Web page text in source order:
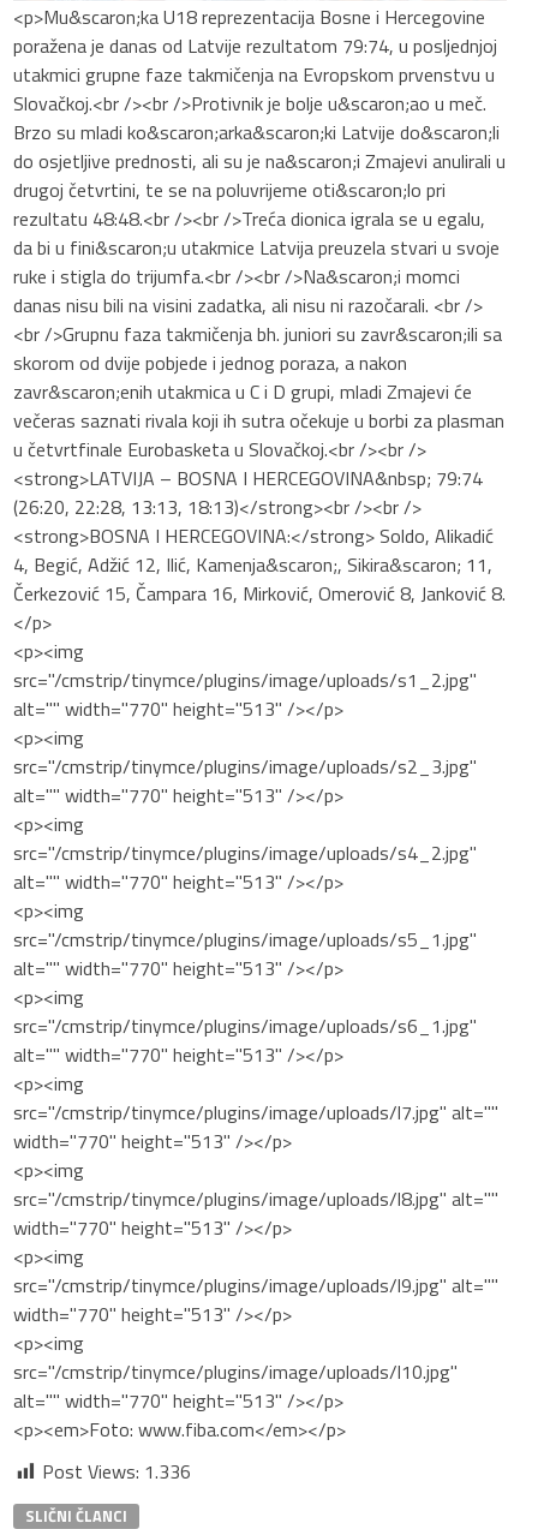
<p>Mu&scaron;ka U18 reprezentacija Bosne i Hercegovine
poražena je danas od Latvije rezultatom 79:74, u posljednjoj
utakmici grupne faze takmičenja na Evropskom prvenstvu u
Slovačkoj.<br /><br />Protivnik je bolje u&scaron;ao u meč.
Brzo su mladi ko&scaron;arka&scaron;ki Latvije do&scaron;li
do osjetljive prednosti, ali su je na&scaron;i Zmajevi anulirali u
drugoj četvrtini, te se na poluvrijeme oti&scaron;lo pri
rezultatu 48:48.<br /><br />Treća dionica igrala se u egalu,
da bi u fini&scaron;u utakmice Latvija preuzela stvari u svoje
ruke i stigla do trijumfa.<br /><br />Na&scaron;i momci
danas nisu bili na visini zadatka, ali nisu ni razočarali. <br />
<br />Grupnu faza takmičenja bh. juniori su zavr&scaron;ili sa
skorom od dvije pobjede i jednog poraza, a nakon
zavr&scaron;enih utakmica u C i D grupi, mladi Zmajevi će
večeras saznati rivala koji ih sutra očekuje u borbi za plasman
u četvrtfinale Eurobasketa u Slovačkoj.<br /><br />
<strong>LATVIJA – BOSNA I HERCEGOVINA&nbsp; 79:74
(26:20, 22:28, 13:13, 18:13)</strong><br /><br />
<strong>BOSNA I HERCEGOVINA:</strong> Soldo, Alikadić
4, Begić, Adžić 12, Ilić, Kamenja&scaron;, Sikira&scaron; 11,
Čerkezović 15, Čampara 16, Mirković, Omerović 8, Janković 8.
</p>
<p><img
src="/cmstrip/tinymce/plugins/image/uploads/s1_2.jpg"
alt="" width="770" height="513" /></p>
<p><img
src="/cmstrip/tinymce/plugins/image/uploads/s2_3.jpg"
alt="" width="770" height="513" /></p>
<p><img
src="/cmstrip/tinymce/plugins/image/uploads/s4_2.jpg"
alt="" width="770" height="513" /></p>
<p><img
src="/cmstrip/tinymce/plugins/image/uploads/s5_1.jpg"
alt="" width="770" height="513" /></p>
<p><img
src="/cmstrip/tinymce/plugins/image/uploads/s6_1.jpg"
alt="" width="770" height="513" /></p>
<p><img
src="/cmstrip/tinymce/plugins/image/uploads/l7.jpg" alt=""
width="770" height="513" /></p>
<p><img
src="/cmstrip/tinymce/plugins/image/uploads/l8.jpg" alt=""
width="770" height="513" /></p>
<p><img
src="/cmstrip/tinymce/plugins/image/uploads/l9.jpg" alt=""
width="770" height="513" /></p>
<p><img
src="/cmstrip/tinymce/plugins/image/uploads/l10.jpg"
alt="" width="770" height="513" /></p>
<p><em>Foto: www.fiba.com</em></p>
Post Views: 1.336
SLIČNI ČLANCI